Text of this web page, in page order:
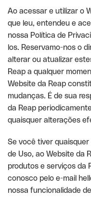
Ao acessar e utilizar o
que leu, entendeu e
nossa Política de
los. Reservamo-nos o
alterar ou atualizar
Reap a qualquer
Website da Reap
mudanças. É de sua
da Reap
quaisquer alterações
Se você tiver
de Uso, ao Website da
produtos e serviços da
conosco pelo e-mail
nossa funcionalidade